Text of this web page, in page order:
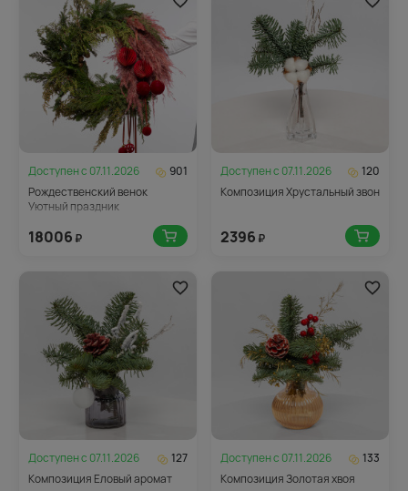
Доступен с 07.11.2026
901
Рождественский венок
Уютный праздник
18006 ₽
Доступен с 07.11.2026
120
Композиция Хрустальный звон
2396 ₽
Доступен с 07.11.2026
127
Композиция Еловый аромат
Доступен с 07.11.2026
133
Композиция Золотая хвоя